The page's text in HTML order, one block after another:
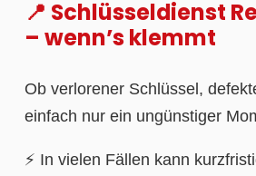
📍 Schlüsseldienst
– wenn’s klemmt
Ob verlorener Schlüssel,
einfach nur ein ungünstiger
⚡ In vielen Fällen kann